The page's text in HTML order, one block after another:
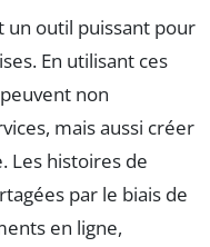
un outil puissant pour
En utilisant ces
non
mais aussi créer
Les histoires de
par le biais de
en ligne,